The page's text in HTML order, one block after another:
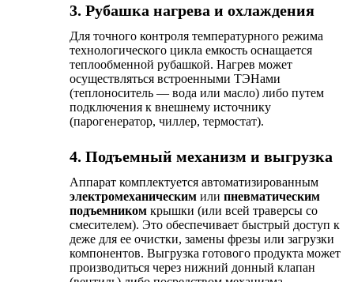
3. Рубашка нагрева и охлаждения
Для точного контроля температурного режима
технологического цикла емкость оснащается
теплообменной рубашкой. Нагрев может
осуществляться встроенными ТЭНами
(теплоноситель — вода или масло) либо путем
подключения к внешнему источнику
(парогенератор, чиллер, термостат).
4. Подъемный механизм и выгрузка
Аппарат комплектуется автоматизированным
электромеханическим или пневматическим
подъемником крышки (или всей траверсы со
смесителем). Это обеспечивает быстрый доступ к
деже для ее очистки, замены фрезы или загрузки
компонентов. Выгрузка готового продукта может
производиться через нижний донный клапан